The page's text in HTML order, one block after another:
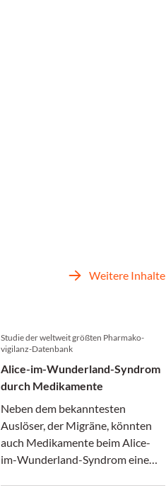
Weitere Inhalte
Studie der weltweit größten Pharmako­
vigilanz-Datenbank
Alice-im-Wunderland-Syndrom
durch Medikamente
Neben dem bekanntesten
Auslöser, der Migräne, könnten
auch Medikamente beim Alice-
im-Wunderland-Syndrom eine